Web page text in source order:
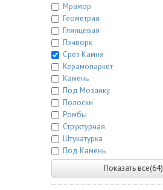
Мрамор
Геометрия
Глянцевая
Пэчворк
Срез Камня
Керамопаркет
Камень
Под Мозаику
Полоски
Ромбы
Структурная
Штукатурка
Под Камень
Показать все(64)